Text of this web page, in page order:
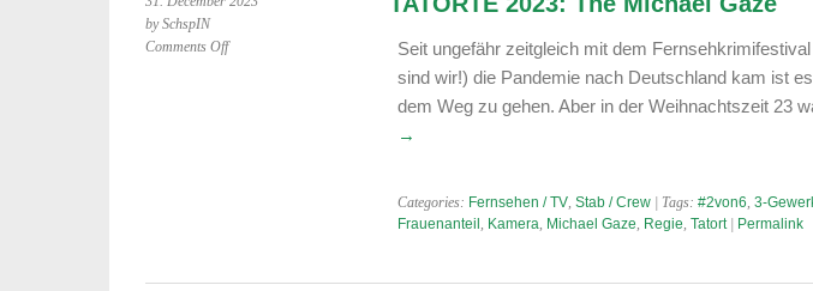
by SchspIN
Comments Offon
Seit ungefähr zeitgleich mit dem
sind wir!) die Pandemie nach Deutschland kam ist
dem Weg zu gehen. Aber in der Weihnachtszeit 23
→
Categories: Fernsehen / TV, Stab / Crew| Tags: #2von6, 3-
Frauenanteil , Kamera, Michael Gaze, Regie, Tatort| Permalink